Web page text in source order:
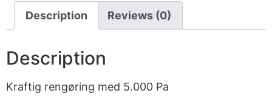
Description Reviews (0)
Description
Kraftig rengøring med 5.000 Pa